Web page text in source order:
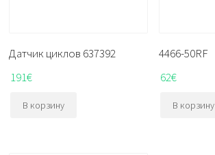
Датчик циклов 637392
191€
В корзину
4466-50RF
62€
В корзину